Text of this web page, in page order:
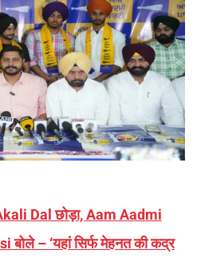
Dal छोड़ा, Aam Aadmi
बोले – ‘यहां सिर्फ मेहनत की कद्र